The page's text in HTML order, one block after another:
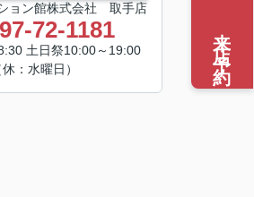
ョン館株式会社 取手店
72-1181
土日祭10:00～19:00
休：水曜日）
来店予約